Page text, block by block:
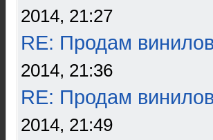
2014, 21:27
RE: Продам
2014, 21:36
RE: Продам
2014, 21:49